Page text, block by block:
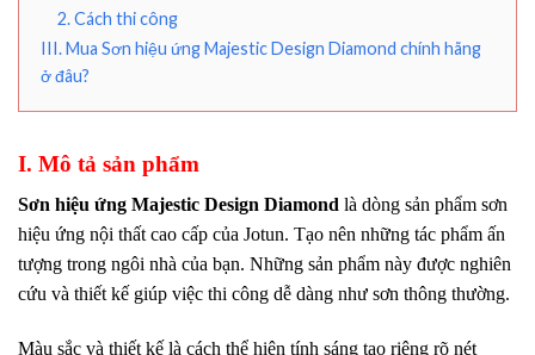
2. Cách thi công
III. Mua Sơn hiệu ứng Majestic Design Diamond chính hãng
ở đâu?
I. Mô tả sản phẩm
Sơn hiệu ứng Majestic Design Diamond là dòng sản phẩm sơn
hiệu ứng nội thất cao cấp của Jotun. Tạo nên những tác phẩm ấn
tượng trong ngôi nhà của bạn. Những sản phẩm này được nghiên
cứu và thiết kế giúp việc thi công dễ dàng như sơn thông thường.
Màu sắc và thiết kế là cách thể hiện tính sáng tạo riêng rõ nét